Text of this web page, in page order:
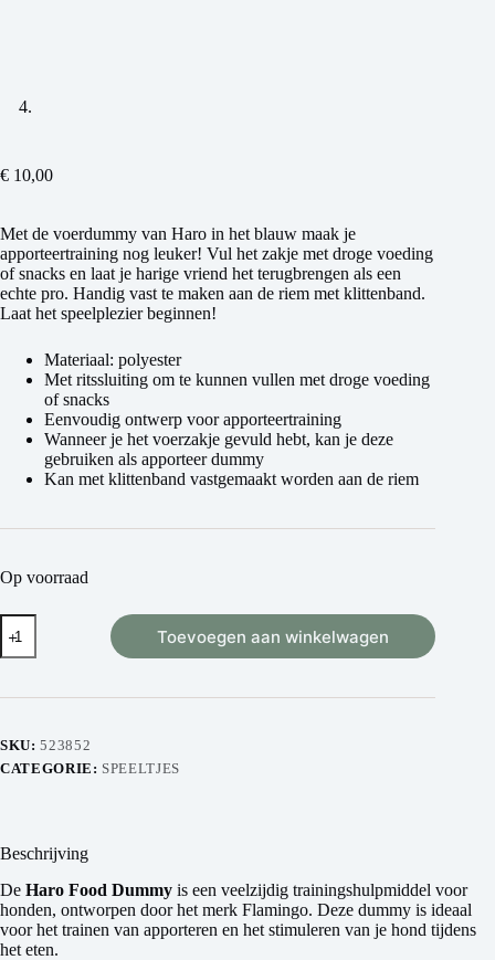
€ 10,00
Met de voerdummy van Haro in het blauw maak je
apporteertraining nog leuker! Vul het zakje met droge voeding
of snacks en laat je harige vriend het terugbrengen als een
echte pro. Handig vast te maken aan de riem met klittenband.
Laat het speelplezier beginnen!
Materiaal: polyester
Met ritssluiting om te kunnen vullen met droge voeding
of snacks
Eenvoudig ontwerp voor apporteertraining
Wanneer je het voerzakje gevuld hebt, kan je deze
gebruiken als apporteer dummy
Kan met klittenband vastgemaakt worden aan de riem
Op voorraad
Toevoegen aan winkelwagen
SKU:523852
CATEGORIE: SPEELTJES
Beschrijving
De Haro Food Dummy is een veelzijdig trainingshulpmiddel voor
honden, ontworpen door het merk Flamingo. Deze dummy is ideaal
voor het trainen van apporteren en het stimuleren van je hond tijdens
het eten.